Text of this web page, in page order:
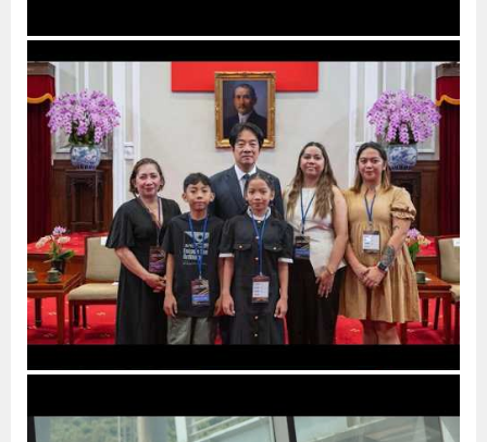
策
政
料
開
放